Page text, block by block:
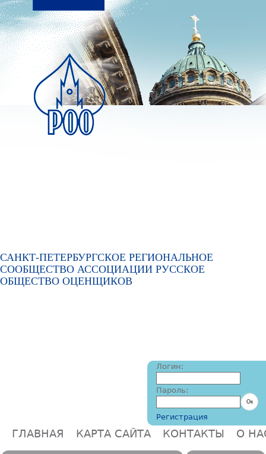
Перейти к основному
содержанию
САНКТ-ПЕТЕРБУРГСКОЕ РЕГИОНАЛЬНОЕ
СООБЩЕСТВО АССОЦИАЦИИ РУССКОЕ
ОБЩЕСТВО ОЦЕНЩИКОВ
Логин:
Пароль:
Регистрация
Главное меню
ГЛАВНАЯ КАРТА САЙТА КОНТАКТЫ О